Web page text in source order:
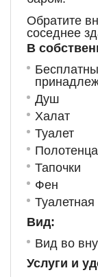
Обратите
соседнее
В
Душ
Халат
Туалет
Полотенца
Тапочки
Фен
Туалетная
Вид:
Вид во
Услуги и